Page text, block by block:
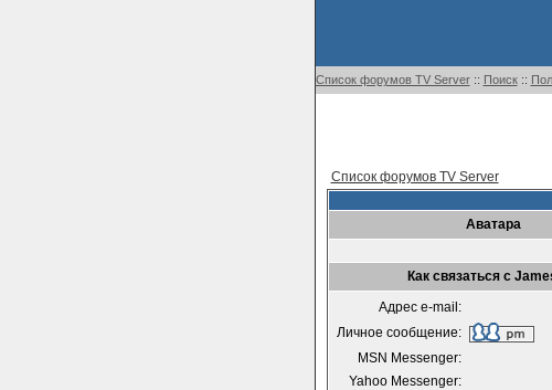
Список форумов TV Server:: Поиск::
Список форумов TV Server
Аватара
Как связаться с
Адрес e-mail:
Личное сообщение:
MSN Messenger:
Yahoo Messenger: